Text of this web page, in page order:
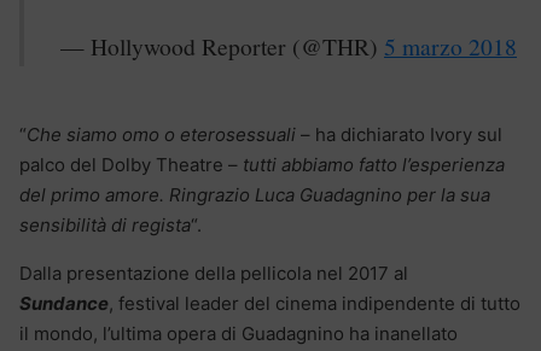
— Hollywood Reporter (@THR) 5 marzo 2018
“Che siamo omo o eterosessuali – ha dichiarato Ivory sul
palco del Dolby Theatre – tutti abbiamo fatto l’esperienza
del primo amore. Ringrazio Luca Guadagnino per la sua
sensibilità di regista“.
Dalla presentazione della pellicola nel 2017 al
Sundance, festival leader del cinema indipendente di tutto
il mondo, l’ultima opera di Guadagnino ha inanellato